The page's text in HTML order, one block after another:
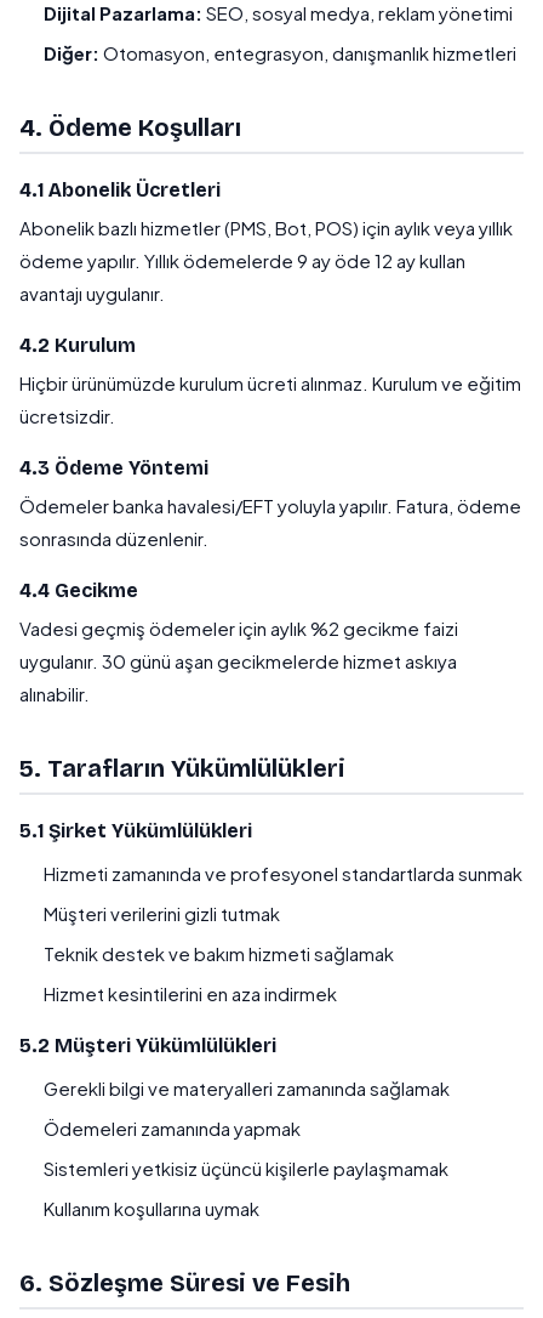
Dijital Pazarlama: SEO, sosyal medya, reklam yönetimi
Diğer: Otomasyon, entegrasyon, danışmanlık hizmetleri
4. Ödeme Koşulları
4.1 Abonelik Ücretleri
Abonelik bazlı hizmetler (PMS, Bot, POS) için aylık veya yıllık
ödeme yapılır. Yıllık ödemelerde 9 ay öde 12 ay kullan
avantajı uygulanır.
4.2 Kurulum
Hiçbir ürünümüzde kurulum ücreti alınmaz. Kurulum ve eğitim
ücretsizdir.
4.3 Ödeme Yöntemi
Ödemeler banka havalesi/EFT yoluyla yapılır. Fatura, ödeme
sonrasında düzenlenir.
4.4 Gecikme
Vadesi geçmiş ödemeler için aylık %2 gecikme faizi
uygulanır. 30 günü aşan gecikmelerde hizmet askıya
alınabilir.
5. Tarafların Yükümlülükleri
5.1 Şirket Yükümlülükleri
Hizmeti zamanında ve profesyonel standartlarda sunmak
Müşteri verilerini gizli tutmak
Teknik destek ve bakım hizmeti sağlamak
Hizmet kesintilerini en aza indirmek
5.2 Müşteri Yükümlülükleri
Gerekli bilgi ve materyalleri zamanında sağlamak
Ödemeleri zamanında yapmak
Sistemleri yetkisiz üçüncü kişilerle paylaşmamak
Kullanım koşullarına uymak
6. Sözleşme Süresi ve Fesih